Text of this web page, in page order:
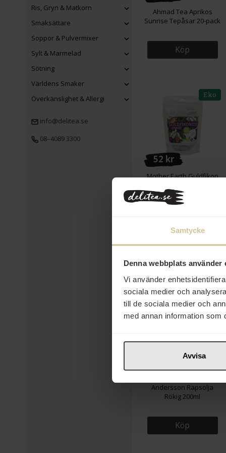
Samtycke
Denna webbplats använder
Vi använder
sociala medier och
till de sociala medier och
med annan information som
Avvisa
Ris, Gryn & Matkorn
Smaksättare
Soppor & Pulvermixer
Sylt & Marmelad
Sötning
Världens Smaker
Överkänslighet & Allergi
info@delitea.se
08–4089 3300
Ahmad Tea Aprikos
Sunrise Tepåsar 20-pack
Köp
52 kr
Eko
Mother Earth Guldfikon
79 kr
Andersson Rapsolja
Rökig 200ml
Köp